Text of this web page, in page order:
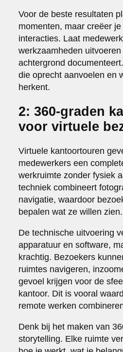
Voor de beste resultaten
momenten, maar creëer
interacties. Laat
werkzaamheden
achtergrond
die oprecht aanvoelen en
herkent.
2: 360-graden
voor virtuele
Virtuele kantoortouren
medewerkers een
werkruimte zonder fysiek
techniek combineert
navigatie, waardoor
bepalen wat ze willen zien.
De technische uitvoering
apparatuur en software,
krachtig. Bezoekers
ruimtes navigeren,
gevoel krijgen voor de
kantoor. Dit is vooral
remote werken
Denk bij het maken van
storytelling. Elke ruimte